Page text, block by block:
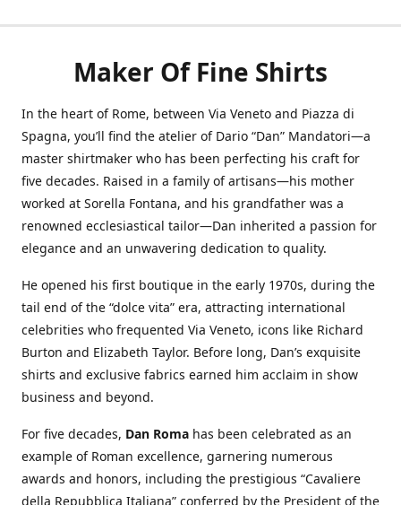
Maker Of Fine Shirts
In the heart of Rome, between Via Veneto and Piazza di
Spagna, you’ll find the atelier of Dario “Dan” Mandatori—a
master shirtmaker who has been perfecting his craft for
five decades. Raised in a family of artisans—his mother
worked at Sorella Fontana, and his grandfather was a
renowned ecclesiastical tailor—Dan inherited a passion for
elegance and an unwavering dedication to quality.
He opened his first boutique in the early 1970s, during the
tail end of the “dolce vita” era, attracting international
celebrities who frequented Via Veneto, icons like Richard
Burton and Elizabeth Taylor. Before long, Dan’s exquisite
shirts and exclusive fabrics earned him acclaim in show
business and beyond.
For five decades, Dan Roma has been celebrated as an
example of Roman excellence, garnering numerous
awards and honors, including the prestigious “Cavaliere
della Repubblica Italiana” conferred by the President of the